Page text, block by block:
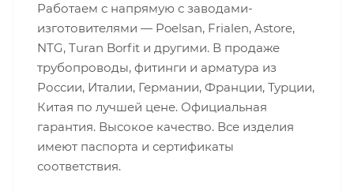
Работаем с напрямую с заводами-
изготовителями — Poelsan, Frialen, Astore,
NTG, Turan Borfit и другими. В продаже
трубопроводы, фитинги и арматура из
России, Италии, Германии, Франции, Турции,
Китая по лучшей цене. Официальная
гарантия. Высокое качество. Все изделия
имеют паспорта и сертификаты
соответствия.